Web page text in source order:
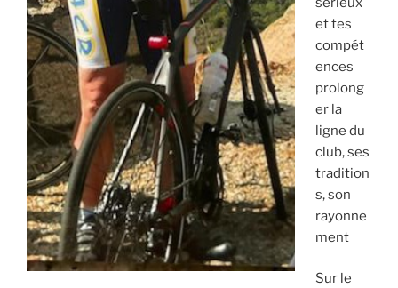
et tes
compét
ences
prolong
er la
ligne du
club, ses
tradition
s, son
rayonne
ment
Sur le